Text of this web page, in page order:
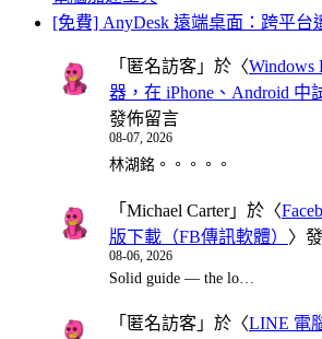
[免費] AnyDesk 遠端桌面：跨平台
「 匿名訪客 」於〈Windows
器，在 iPhone、Android 中
發佈留言
08-07, 2026
林湖銘。。。。。
「 Michael Carter」於〈
版下載（FB傳訊軟體） 〉
08-06, 2026
Solid guide — the lo…
「 匿名訪客 」於〈LINE 電